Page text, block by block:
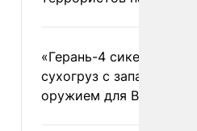
«Герань-4 сикер»
сухогруз с западным
оружием для ВСУ